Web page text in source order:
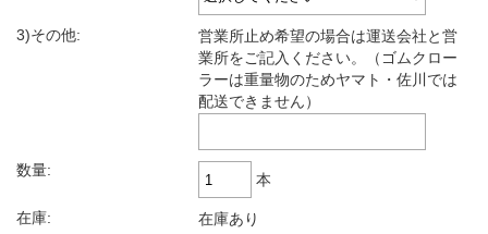
3)その他:
営業所止め希望の場合は運送会社と営
業所をご記入ください。（ゴムクロー
ラーは重量物のためヤマト・佐川では
配送できません）
数量:
本
在庫: 在庫あり